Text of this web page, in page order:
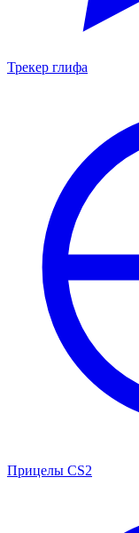
Трекер глифа
Прицелы CS2